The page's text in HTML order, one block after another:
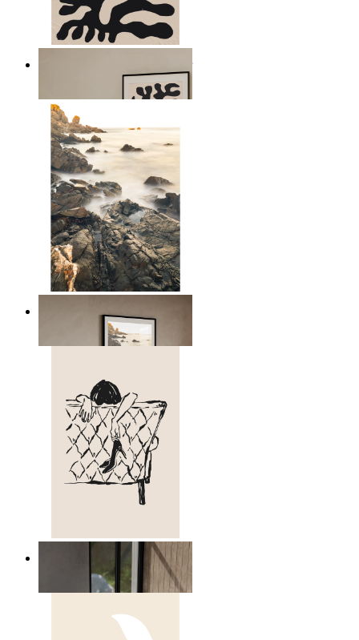
Skandinaviskt havs landskap
Avslappnad figur linjekonst